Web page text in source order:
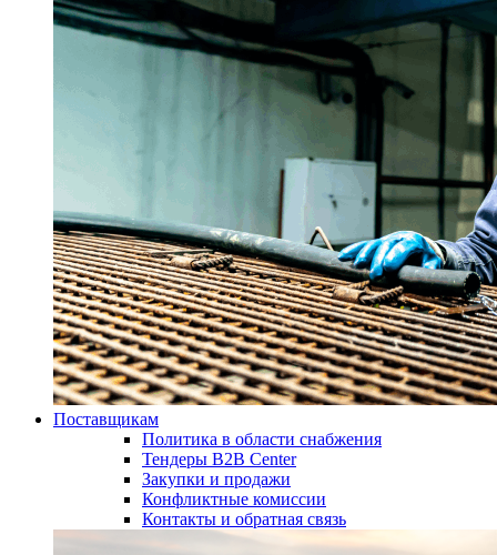
Поставщикам
Политика в области снабжения
Тендеры B2B Center
Закупки и продажи
Конфликтные комиссии
Контакты и обратная связь